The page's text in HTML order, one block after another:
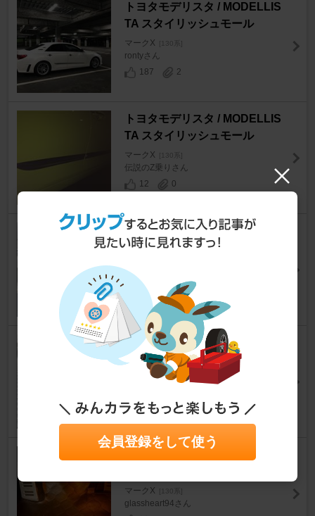
トヨタモデリスタ / MODELLIS
TA スタイリッシュモール
マークX [130系]
rontyさん
187
2
トヨタモデリスタ / MODELLIS
TA スタイリッシュモール
マークX [130系]
伝説のZ乗りさん
12
0
トヨタモデリスタ / MODELLIS
TA フロントスポイラー
マークX
かもめまきさん
Sonic Design Sonic PLUS / S
P-P30RE
マークX [130系]
7
マークX
glassheart94さん
会員登録をして使う